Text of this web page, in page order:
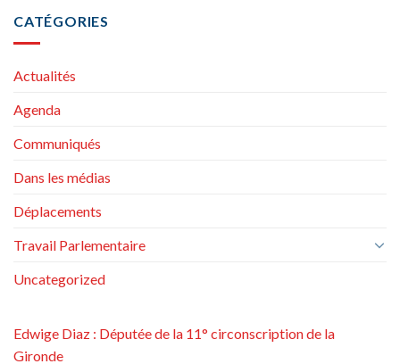
CATÉGORIES
Actualités
Agenda
Communiqués
Dans les médias
Déplacements
Travail Parlementaire
Uncategorized
Edwige Diaz : Députée de la 11° circonscription de la
Gironde